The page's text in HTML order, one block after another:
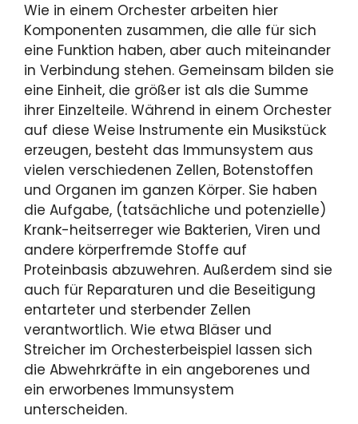
Wie in einem Orchester arbeiten hier
Komponenten zusammen, die alle für sich
eine Funktion haben, aber auch miteinander
in Verbindung stehen. Gemeinsam bilden sie
eine Einheit, die größer ist als die Summe
ihrer Einzelteile. Während in einem Orchester
auf diese Weise Instrumente ein Musikstück
erzeugen, besteht das Immunsystem aus
vielen verschiedenen Zellen, Botenstoffen
und Organen im ganzen Körper. Sie haben
die Aufgabe, (tatsächliche und potenzielle)
Krank-heitserreger wie Bakterien, Viren und
andere körperfremde Stoffe auf
Proteinbasis abzuwehren. Außerdem sind sie
auch für Reparaturen und die Beseitigung
entarteter und sterbender Zellen
verantwortlich. Wie etwa Bläser und
Streicher im Orchesterbeispiel lassen sich
die Abwehrkräfte in ein angeborenes und
ein erworbenes Immunsystem
unterscheiden.